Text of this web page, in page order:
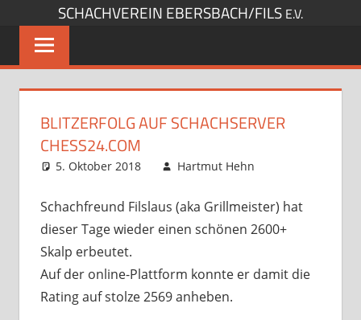
springen
SCHACHVEREIN EBERSBACH/FILS E.V.
BLITZERFOLG AUF SCHACHSERVER
CHESS24.COM
5. Oktober 2018 Hartmut Hehn
Startseite
hinterlassen
Schachfreund Filslaus (aka Grillmeister) hat
dieser Tage wieder einen schönen 2600+
Skalp erbeutet.
Auf der online-Plattform konnte er damit die
Rating auf stolze 2569 anheben.